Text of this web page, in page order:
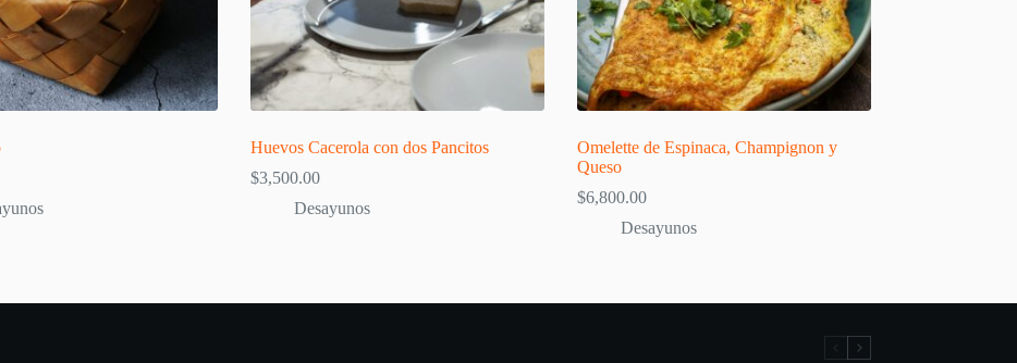
Huevos Cacerola con dos Pancitos
$3,500.00
Desayunos
Omelette de Espinaca, Champignon y
Queso
$6,800.00
Desayunos